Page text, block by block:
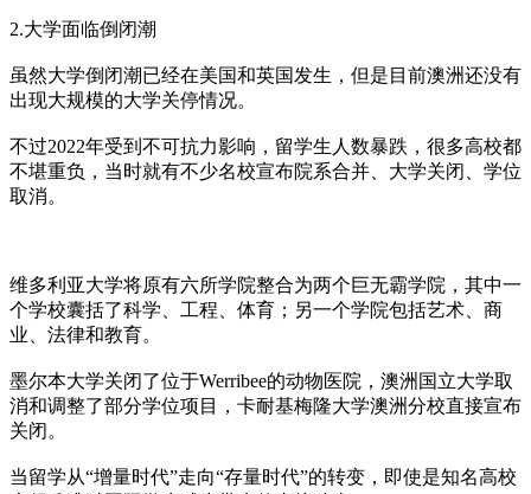
2.大学面临倒闭潮
虽然大学倒闭潮已经在美国和英国发生，但是目前澳洲还没有
出现大规模的大学关停情况。
不过2022年受到不可抗力影响，留学生人数暴跌，很多高校都
不堪重负，当时就有不少名校宣布院系合并、大学关闭、学位
取消。
维多利亚大学将原有六所学院整合为两个巨无霸学院，其中一
个学校囊括了科学、工程、体育；另一个学院包括艺术、商
业、法律和教育。
墨尔本大学关闭了位于Werribee的动物医院，澳洲国立大学取
消和调整了部分学位项目，卡耐基梅隆大学澳洲分校直接宣布
关闭。
当留学从“增量时代”走向“存量时代”的转变，即使是知名高校